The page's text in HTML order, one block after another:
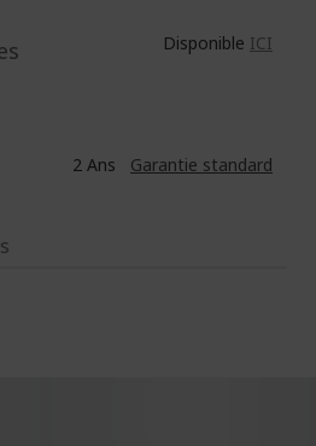
Disponible ICI
2 Ans Garantie standard